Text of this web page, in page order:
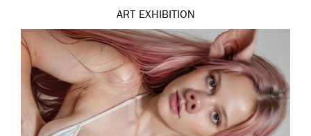
ART EXHIBITION